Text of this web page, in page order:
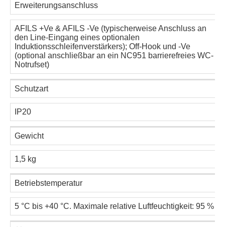
Erweiterungsanschluss
AFILS +Ve & AFILS -Ve (typischerweise Anschluss an
den Line-Eingang eines optionalen
Induktionsschleifenverstärkers); Off-Hook und -Ve
(optional anschließbar an ein NC951 barrierefreies WC-
Notrufset)
Schutzart
IP20
Gewicht
1,5 kg
Betriebstemperatur
5 °C bis +40 °C. Maximale relative Luftfeuchtigkeit: 95 %